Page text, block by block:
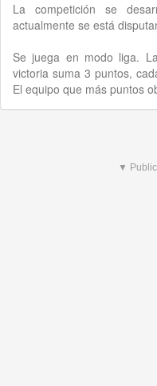
La competición se
actualmente se está
Se juega en modo liga.
victoria suma 3 puntos,
El equipo que más puntos
▼